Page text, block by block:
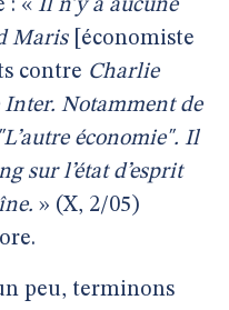
: « Il n’y a aucune
Maris[économiste
contre Charlie
Inter. Notamment de
économie". Il
sur l’état d’esprit
» (X, 2/05)
peu, terminons